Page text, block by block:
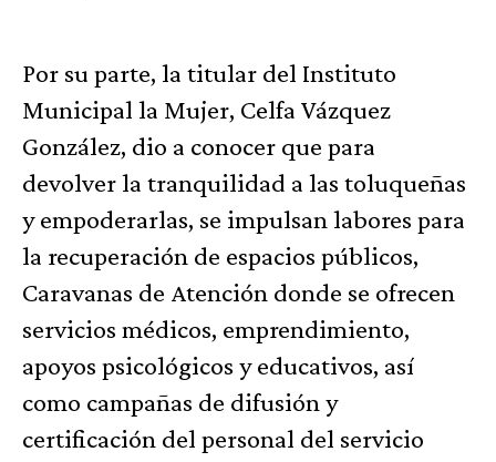
Por su parte, la titular del Instituto
Municipal la Mujer, Celfa Vázquez
González, dio a conocer que para
devolver la tranquilidad a las toluqueñas
y empoderarlas, se impulsan labores para
la recuperación de espacios públicos,
Caravanas de Atención donde se ofrecen
servicios médicos, emprendimiento,
apoyos psicológicos y educativos, así
como campañas de difusión y
certificación del personal del servicio